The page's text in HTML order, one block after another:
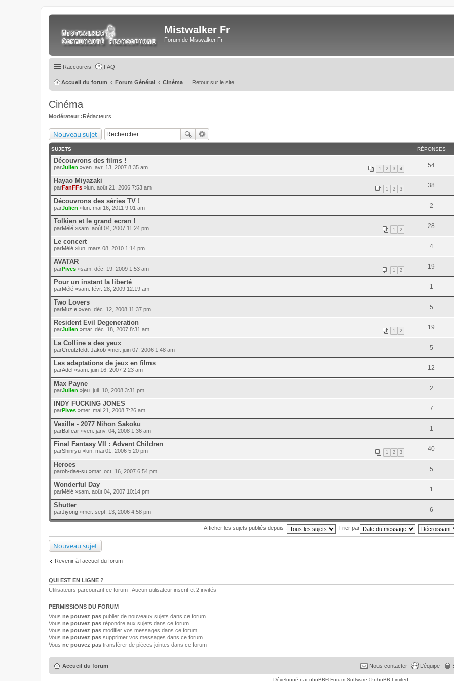
Mistwalker Fr
Forum de Mistwalker Fr
Raccourcis FAQ
Retour sur le site
Accueil du forum Forum Général Cinéma
Cinéma
Modérateur :Rédacteurs
Nouveau sujet
SUJETS RÉPONSES
Découvrons des films !
1 2 3 4
parJulien »ven. avr. 13, 2007 8:35 am 54
Hayao Miyazaki
1 2 3
parFanFFs »lun. août 21, 2006 7:53 am 38
Découvrons des séries TV !
parJulien »lun. mai 16, 2011 9:01 am 2
Tolkien et le grand ecran !
1 2
parMélé »sam. août 04, 2007 11:24 pm 28
Le concert
parMélé »lun. mars 08, 2010 1:14 pm 4
AVATAR
1 2
parPives »sam. déc. 19, 2009 1:53 am 19
Pour un instant la liberté
parMélé »sam. févr. 28, 2009 12:19 am 1
Two Lovers
parMuz.e »ven. déc. 12, 2008 11:37 pm 5
Resident Evil Degeneration
1 2
parJulien »mar. déc. 18, 2007 8:31 am 19
La Colline a des yeux
parCreutzfeldt-Jakob »mer. juin 07, 2006 1:48 am 5
Les adaptations de jeux en films
parAdel »sam. juin 16, 2007 2:23 am 12
Max Payne
parJulien »jeu. juil. 10, 2008 3:31 pm 2
INDY FUCKING JONES
parPives »mer. mai 21, 2008 7:26 am 7
Vexille - 2077 Nihon Sakoku
parBalfear »ven. janv. 04, 2008 1:36 am 1
Final Fantasy VII : Advent Children
1 2 3
parShinryü »lun. mai 01, 2006 5:20 pm 40
Heroes
paroh-dae-su »mar. oct. 16, 2007 6:54 pm 5
Wonderful Day
parMélé »sam. août 04, 2007 10:14 pm 1
Shutter
parJiyong »mer. sept. 13, 2006 4:58 pm 6
Afficher les sujets publiés depuis : Trier par
Nouveau sujet
Revenir à l’accueil du forum
QUI EST EN LIGNE ?
Utilisateurs parcourant ce forum : Aucun utilisateur inscrit et 2 invités
PERMISSIONS DU FORUM
Vous ne pouvez pas publier de nouveaux sujets dans ce forum
Vous ne pouvez pas répondre aux sujets dans ce forum
Vous ne pouvez pas modifier vos messages dans ce forum
Vous ne pouvez pas supprimer vos messages dans ce forum
Vous ne pouvez pas transférer de pièces jointes dans ce forum
Accueil du forum L’équipe
Nous contacter
Développé parphpBB® Forum Software © phpBB Limited